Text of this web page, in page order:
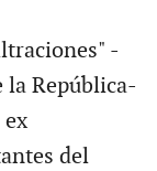
-
la República-
del